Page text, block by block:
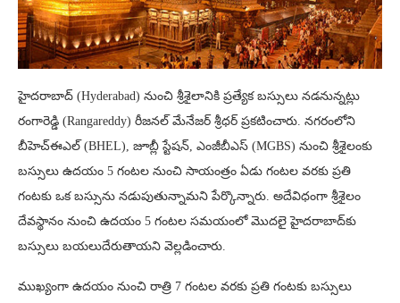
హైదరాబాద్ (Hyderabad) నుంచి శ్రీశైలానికి ప్రత్యేక బస్సులు నడనున్నట్లు
రంగారెడ్డి (Rangareddy) రీజనల్ మేనేజర్ శ్రీధర్‌ ప్రకటించారు. నగరంలోని
బీహెచ్‌ఈఎల్‌ (BHEL), జూబ్లీ స్టేషన్‌, ఎంజీబీఎస్‌ (MGBS) నుంచి శ్రీశైలంకు
బస్సులు ఉదయం 5 గంటల నుంచి సాయంత్రం ఏడు గంటల వరకు ప్రతి
గంటకు ఒక బస్సును నడుపుతున్నామని పేర్కొన్నారు. అదేవిధంగా శ్రీశైలం
దేవస్థానం నుంచి ఉదయం 5 గంటల సమయంలో మొదలై హైదరాబాద్‌కు
బస్సులు బయలుదేరుతాయని వెల్లడించారు.
ముఖ్యంగా ఉదయం నుంచి రాత్రి 7 గంటల వరకు ప్రతి గంటకు బస్సులు